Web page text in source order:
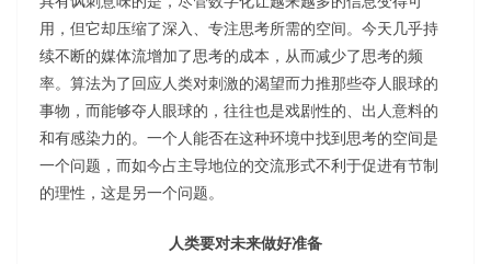
用，但它却压缩了深入、专注思考所需的空间。今天几乎持
续不断的媒体流增加了思考的成本，从而减少了思考的频
率。算法为了回应人类对刺激的渴望而力推那些夺人眼球的
事物，而能够夺人眼球的，往往也是戏剧性的、出人意料的
和有感染力的。一个人能否在这种环境中找到思考的空间是
一个问题，而如今占主导地位的交流形式不利于促进有节制
的理性，这是另一个问题。
人类要对未来做好准备